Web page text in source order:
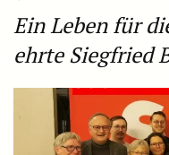
Ein Leben für
ehrte Siegfried